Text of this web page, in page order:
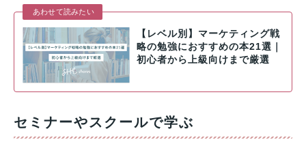
あわせて読みたい
【レベル別】マーケティング戦
略の勉強におすすめの本21選｜
初心者から上級向けまで厳選
セミナーやスクールで学ぶ